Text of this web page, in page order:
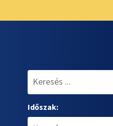
Időszak: